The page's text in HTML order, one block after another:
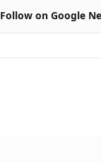
Follow on Google